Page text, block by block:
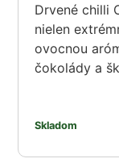
Drvené chilli
nielen
ovocnou
čokolády a
Skladom